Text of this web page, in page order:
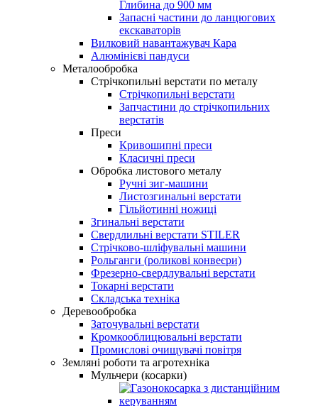
Глибина до 900 мм
Запасні частини до ланцюгових
екскаваторів
Вилковий навантажувач Кара
Алюмінієві пандуси
Металообробка
Стрічкопильні верстати по металу
Стрічкопильні верстати
Запчастини до стрічкопильних
верстатів
Преси
Кривошипні преси
Класичні преси
Обробка листового металу
Ручні зиг-машини
Листозгинальні верстати
Гільйотинні ножиці
Згинальні верстати
Свердлильні верстати STILER
Стрічково-шліфувальні машини
Рольганги (роликові конвеєри)
Фрезерно-свердлувальні верстати
Токарні верстати
Складська техніка
Деревообробка
Заточувальні верстати
Кромкооблицювальні верстати
Промислові очищувачі повітря
Земляні роботи та агротехніка
Мульчери (косарки)